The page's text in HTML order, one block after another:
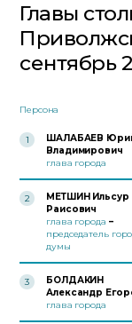
Главы
сентябрь
Персона
1
ШАЛАБАЕВ
Владимирович
глава города
2
МЕТШИН Ильсур
Раисович
глава города –
председатель
думы
3
БОЛДАКИН
Александр
глава города